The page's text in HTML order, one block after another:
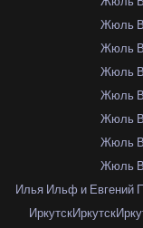
Жюль
Жюль
Жюль
Жюль
Жюль
Жюль
Жюль
Илья Ильф и Евгений
ИркутскИркутск